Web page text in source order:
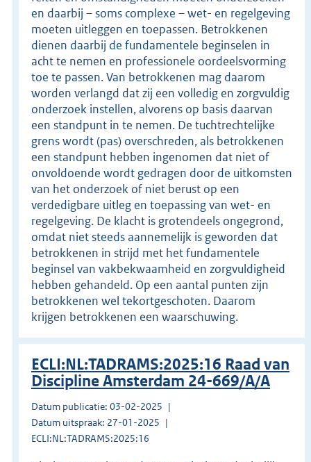
en daarbij – soms complexe – wet- en regelgeving
moeten uitleggen en toepassen. Betrokkenen
dienen daarbij de fundamentele beginselen in
acht te nemen en professionele oordeelsvorming
toe te passen. Van betrokkenen mag daarom
worden verlangd dat zij een volledig en zorgvuldig
onderzoek instellen, alvorens op basis daarvan
een standpunt in te nemen. De tuchtrechtelijke
grens wordt (pas) overschreden, als betrokkenen
een standpunt hebben ingenomen dat niet of
onvoldoende wordt gedragen door de uitkomsten
van het onderzoek of niet berust op een
verdedigbare uitleg en toepassing van wet- en
regelgeving. De klacht is grotendeels ongegrond,
omdat niet steeds aannemelijk is geworden dat
betrokkenen in strijd met het fundamentele
beginsel van vakbekwaamheid en zorgvuldigheid
hebben gehandeld. Op een aantal punten zijn
betrokkenen wel tekortgeschoten. Daarom
krijgen betrokkenen een waarschuwing.
ECLI:NL:TADRAMS:2025:16 Raad van
Discipline Amsterdam 24-669/A/A
Datum publicatie: 03-02-2025
Datum uitspraak: 27-01-2025
ECLI:NL:TADRAMS:2025:16